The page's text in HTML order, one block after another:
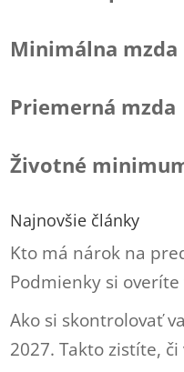
Minimálna mzda
Priemerná mzda
Životné
Najnovšie články
Kto má nárok na
Podmienky si
Ako si skontrolovať
2027. Takto zistíte,